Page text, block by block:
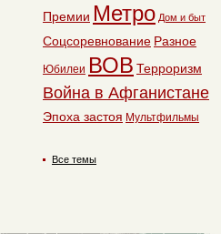
Премии Метро Дом и быт
Соцсоревнование Разное
Юбилеи ВОВ Терроризм
Война в Афганистане
Эпоха застоя Мультфильмы
Все темы